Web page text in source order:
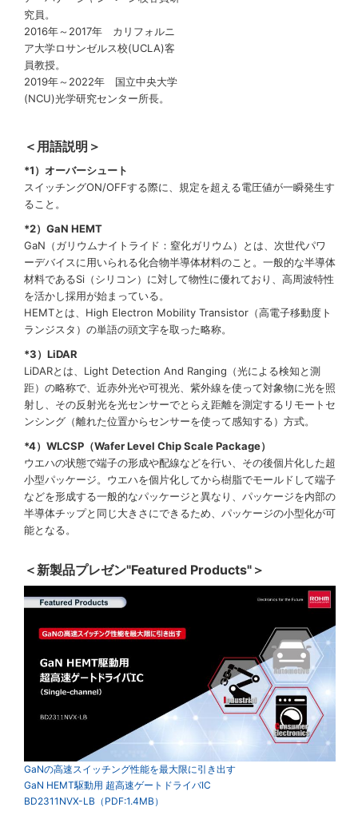
究員。
2016年～2017年 カリフォルニ
ア大学ロサンゼルス校(UCLA)客
員教授。
2019年～2022年 国立中央大学
(NCU)光学研究センター所長。
＜用語説明＞
*1）オーバーシュート
スイッチングON/OFFする際に、規定を超える電圧値が一瞬発生す
ること。
*2）GaN HEMT
GaN（ガリウムナイトライド：窒化ガリウム）とは、次世代パワ
ーデバイスに用いられる化合物半導体材料のこと。一般的な半導体
材料であるSi（シリコン）に対して物性に優れており、高周波特性
を活かし採用が始まっている。
HEMTとは、High Electron Mobility Transistor（高電子移動度ト
ランジスタ）の単語の頭文字を取った略称。
*3）LiDAR
LiDARとは、Light Detection And Ranging（光による検知と測
距）の略称で、近赤外光や可視光、紫外線を使って対象物に光を照
射し、その反射光を光センサーでとらえ距離を測定するリモートセ
ンシング（離れた位置からセンサーを使って感知する）方式。
*4）WLCSP（Wafer Level Chip Scale Package）
ウエハの状態で端子の形成や配線などを行い、その後個片化した超
小型パッケージ。ウエハを個片化してから樹脂でモールドして端子
などを形成する一般的なパッケージと異なり、パッケージを内部の
半導体チップと同じ大きさにできるため、パッケージの小型化が可
能となる。
＜新製品プレゼン"Featured Products"＞
GaNの高速スイッチング性能を最大限に引き出す
GaN HEMT駆動用 超高速ゲートドライバIC
BD2311NVX-LB（PDF:1.4MB）